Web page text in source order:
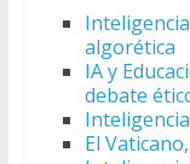
algorética
IA y
debate
El